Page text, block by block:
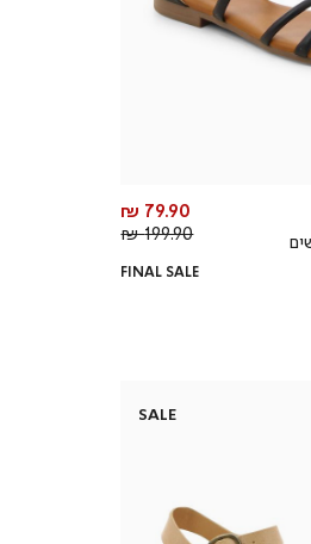
מחיר
מוצר
79.90 ₪
מחיר
199.90 ₪
FINAL SALE
SALE